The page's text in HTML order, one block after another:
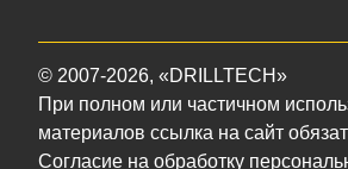
© 2007-2026, «DRILLTECH»
При полном или частичном
материалов ссылка на сайт
Согласие на обработку